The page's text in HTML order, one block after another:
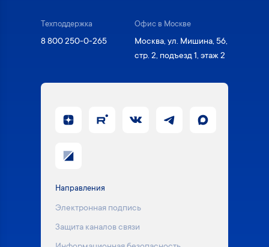
Техподдержка
8 800 250-0-265
Офис в Москве
Москва, ул. Мишина, 56,
стр. 2, подъезд 1, этаж 2
Направления
Электронная подпись
Защита каналов связи